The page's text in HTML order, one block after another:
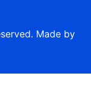
Made by